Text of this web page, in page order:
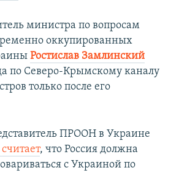
министра по вопросам
оккупированных
Ростислав Замлинский
по Северо-Крымскому каналу
только после его
ПРООН в Украине
, что Россия должна
с Украиной по